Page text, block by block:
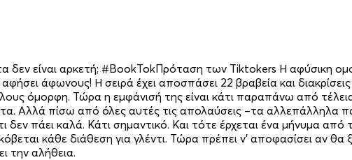
δεν είναι αρκετή; #BookTokΠρόταση των Tiktokers Η αφύσικη
άφωνους! Η σειρά έχει αποσπάσει 22 βραβεία και
όμορφη. Τώρα η εμφάνισή της είναι κάτι παραπάνω από
Αλλά πίσω από όλες αυτές τις απολαύσεις –τα αλλεπάλληλα
δεν πάει καλά. Κάτι σημαντικό. Και τότε έρχεται ένα μήνυμα
κάθε διάθεση για γλέντι. Τώρα πρέπει ν' αποφασίσει αν θα
την αλήθεια.